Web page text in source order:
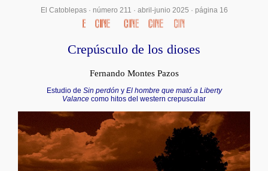
El Catoblepas · número 211 · abril-junio 2025 · página 16
Crepúsculo de los dioses
Fernando Montes Pazos
Estudio de Sin perdón y El hombre que mató a Liberty
Valance como hitos del western crepuscular